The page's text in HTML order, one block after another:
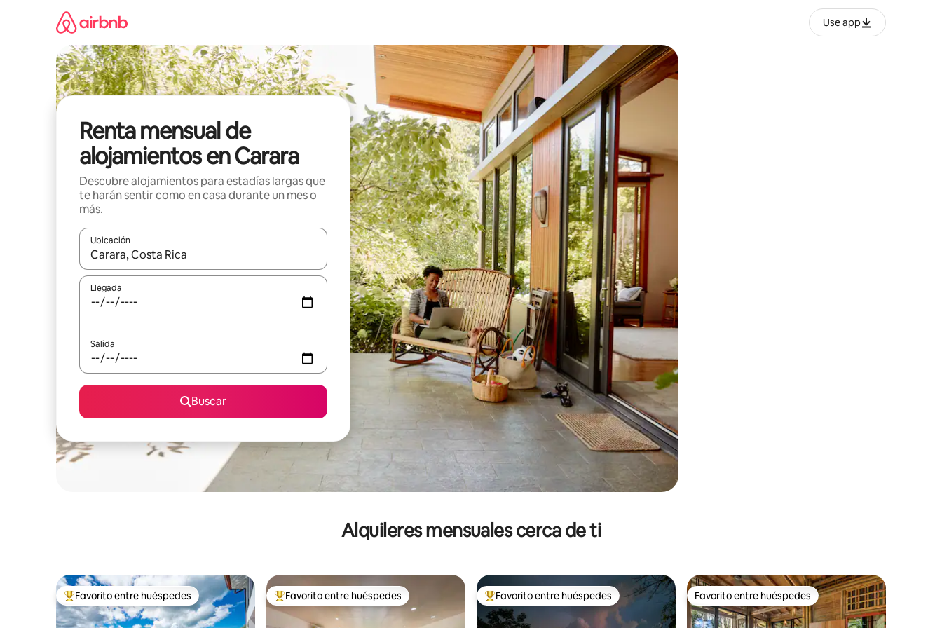
Use app
Renta mensual de
alojamientos en Carara
Descubre alojamientos para estadías largas que
te harán sentir como en casa durante un mes o
más.
Ubicación
Cuando los resultados estén disponibles, navega con las teclas de flecha hacia arriba y hacia abajo o explora con el tacto o desliza el dedo.
Llegada
Salida
Buscar
Alquileres mensuales cerca de ti
Favorito entre huéspedes preferido
Favorito entre huéspedes Favorito entre huéspedes preferido
Favorito entre huéspedes Favorito entre huéspedes preferido
Favorito entre huéspedes Favorito entre huéspedes
Favorito entre huéspedes